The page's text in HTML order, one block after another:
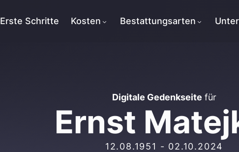
Erste Schritte Kosten Bestattungsarten
Digitale Gedenkseite für
Ernst
12.08.1951 - 02.10.2024